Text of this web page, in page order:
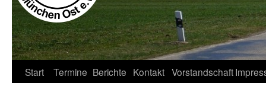
Start Termine Berichte Kontakt Vorstandschaft